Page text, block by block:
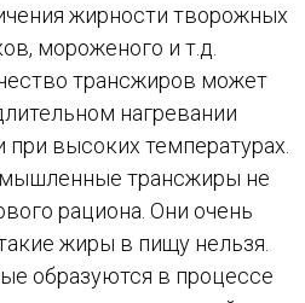
жирности творожных
мороженого и т.д.
трансжиров может
нагревании
высоких температурах.
трансжиры не
рациона. Они очень
жиры в пищу нельзя.
образуются в процессе